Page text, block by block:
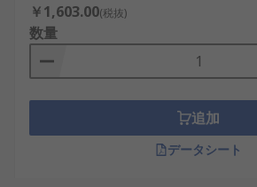
￥1,603.00(税抜)
数量
追加
データシート